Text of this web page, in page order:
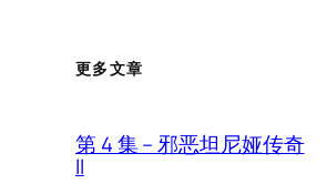
更多文章
第 4 集 – 邪恶坦尼娅传奇
II